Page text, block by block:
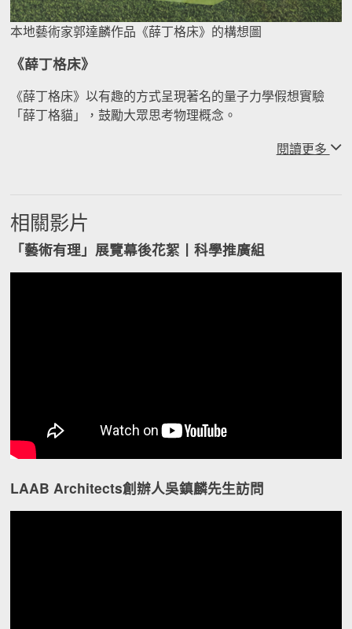
本地藝術家郭達麟作品《薛丁格床》的構想圖
《薛丁格床》
《薛丁格床》以有趣的方式呈現著名的量子力學假想實驗
「薛丁格貓」，鼓勵大眾思考物理概念。
閱讀更多
相關影片
「藝術有理」展覽幕後花絮丨科學推廣組
LAAB Architects創辦人吳鎮麟先生訪問